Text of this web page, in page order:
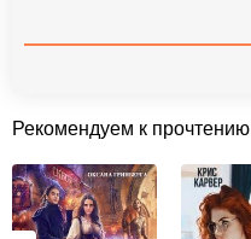
Рекомендуем к прочтению